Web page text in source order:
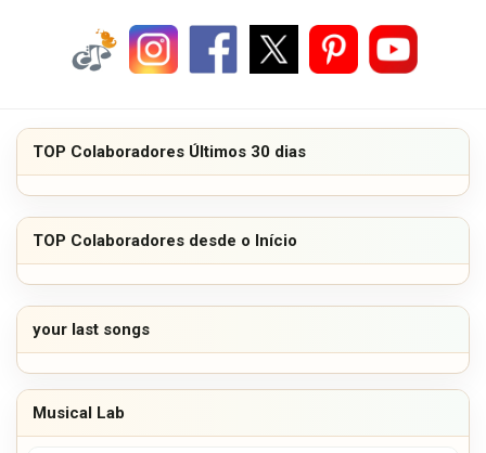
TOP Colaboradores Últimos 30 dias
TOP Colaboradores desde o Início
your last songs
Musical Lab